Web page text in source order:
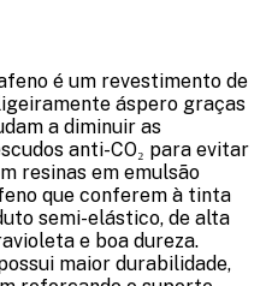
é um revestimento de
áspero graças
a diminuir as
anti-CO₂ para evitar
resinas em emulsão
que conferem à tinta
semi-elástico, de alta
e boa dureza.
maior durabilidade,